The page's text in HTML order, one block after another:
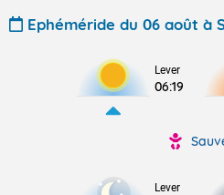
Ephéméride du 06 août à
Lever
06:19
Lever